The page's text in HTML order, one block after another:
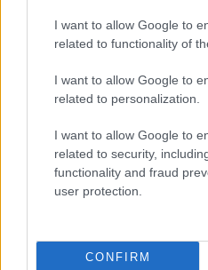
I want to allow Google to
related to functionality of
I want to allow Google to
related to personalization.
I want to allow Google to
related to security,
functionality and fraud
user protection.
CONFIRM
fogkrémben megtalálható,